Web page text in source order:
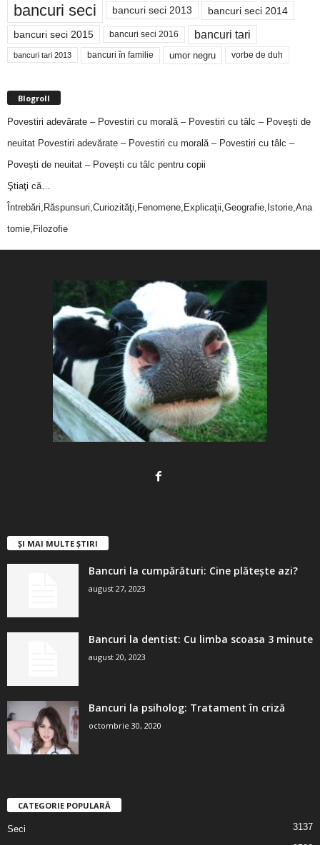
bancuri seci bancuri seci 2013 bancuri seci 2014
bancuri seci 2015 bancuri seci 2016 bancuri tari
bancuri tari 2013 bancuri în familie umor negru vorbe de duh
Blogroll
Povestiri adevărate – Povestiri cu morală – Povestiri cu tâlc – Povești de
neuitat Povestiri adevărate – Povestiri cu morală – Povestiri cu tâlc –
Povești de neuitat – Povești cu tâlc pentru copii
Ştiaţi că…
Întrebări,Răspunsuri,Curiozităţi,Fenomene,Explicaţii,Geografie,Istorie,Ana
tomie,Filozofie
ȘI MAI MULTE ȘTIRI
Bancuri la cumpărături: Cine plătește azi?
august 27, 2023
Bancuri la dentist: Cu limba scoasa 3 minute
august 20, 2023
Bancuri la psiholog: Tratament în criză
octombrie 30, 2020
CATEGORIE POPULARĂ
Seci 3137